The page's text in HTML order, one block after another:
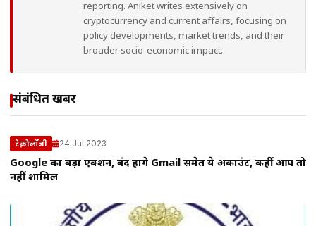
reporting. Aniket writes extensively on
cryptocurrency and current affairs, focusing on
policy developments, market trends, and their
broader socio-economic impact.
संबंधित खबरें
टेक्नोलॉजी 24 Jul 2023
Google का बड़ा एक्शन, बंद होंगे Gmail समेत ये अकाउंट, कहीं आप तो
नहीं शामिल